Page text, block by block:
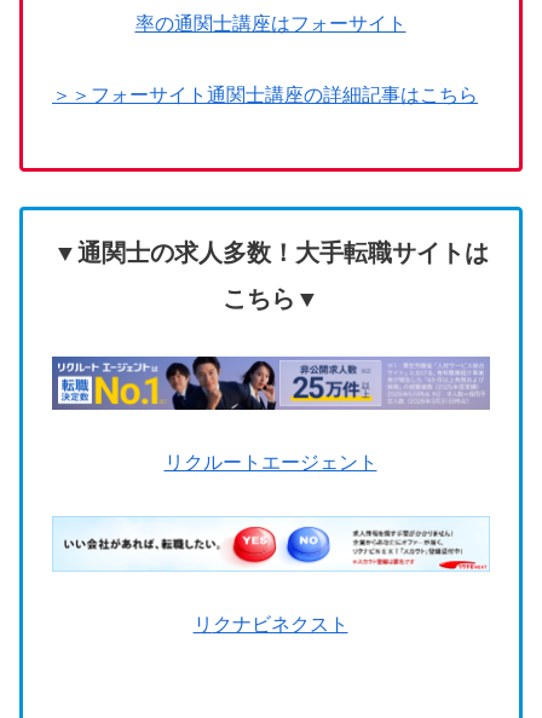
率の通関士講座はフォーサイト
＞＞フォーサイト通関士講座の詳細記事はこちら
▼通関士の求人多数！大手転職サイトは
こちら▼
リクルートエージェント
リ クナビネクスト